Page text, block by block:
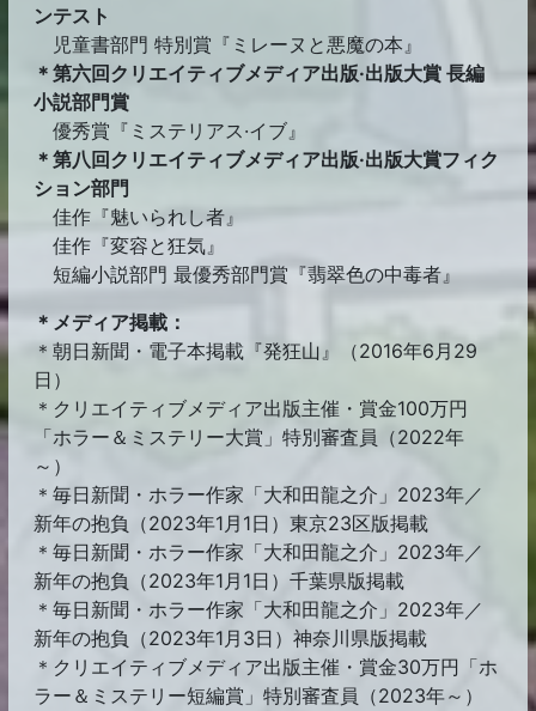
ンテスト
児童書部門 特別賞『ミレーヌと悪魔の本』
＊第六回クリエイティブメディア出版·出版大賞 長編
小説部門賞
優秀賞『ミステリアス·イブ』
＊第八回クリエイティブメディア出版·出版大賞フィク
ション部門
佳作『魅いられし者』
佳作『変容と狂気』
短編小説部門 最優秀部門賞『翡翠色の中毒者』
＊メディア掲載：
＊朝日新聞・電子本掲載『発狂山』（2016年6月29
日）
＊クリエイティブメディア出版主催・賞金100万円
「ホラー＆ミステリー大賞」特別審査員（2022年
～）
＊毎日新聞・ホラー作家「大和田龍之介」2023年／
新年の抱負（2023年1月1日）東京23区版掲載
＊毎日新聞・ホラー作家「大和田龍之介」2023年／
新年の抱負（2023年1月1日）千葉県版掲載
＊毎日新聞・ホラー作家「大和田龍之介」2023年／
新年の抱負（2023年1月3日）神奈川県版掲載
＊クリエイティブメディア出版主催・賞金30万円「ホ
ラー＆ミステリー短編賞」特別審査員（2023年～）